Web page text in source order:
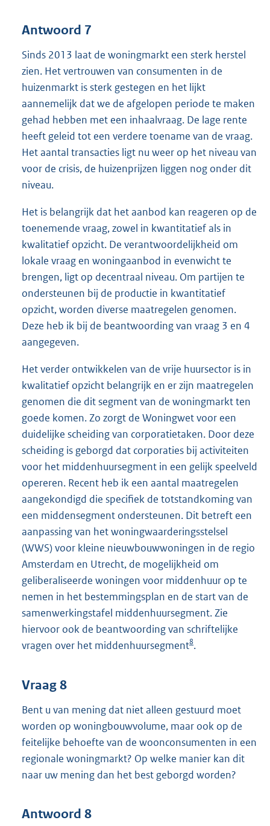
Antwoord 7
Sinds 2013 laat de woningmarkt een sterk herstel
zien. Het vertrouwen van consumenten in de
huizenmarkt is sterk gestegen en het lijkt
aannemelijk dat we de afgelopen periode te maken
gehad hebben met een inhaalvraag. De lage rente
heeft geleid tot een verdere toename van de vraag.
Het aantal transacties ligt nu weer op het niveau van
voor de crisis, de huizenprijzen liggen nog onder dit
niveau.
Het is belangrijk dat het aanbod kan reageren op de
toenemende vraag, zowel in kwantitatief als in
kwalitatief opzicht. De verantwoordelijkheid om
lokale vraag en woningaanbod in evenwicht te
brengen, ligt op decentraal niveau. Om partijen te
ondersteunen bij de productie in kwantitatief
opzicht, worden diverse maatregelen genomen.
Deze heb ik bij de beantwoording van vraag 3 en 4
aangegeven.
Het verder ontwikkelen van de vrije huursector is in
kwalitatief opzicht belangrijk en er zijn maatregelen
genomen die dit segment van de woningmarkt ten
goede komen. Zo zorgt de Woningwet voor een
duidelijke scheiding van corporatietaken. Door deze
scheiding is geborgd dat corporaties bij activiteiten
voor het middenhuursegment in een gelijk speelveld
opereren. Recent heb ik een aantal maatregelen
aangekondigd die specifiek de totstandkoming van
een middensegment ondersteunen. Dit betreft een
aanpassing van het woningwaarderingsstelsel
(WWS) voor kleine nieuwbouwwoningen in de regio
Amsterdam en Utrecht, de mogelijkheid om
geliberaliseerde woningen voor middenhuur op te
nemen in het bestemmingsplan en de start van de
samenwerkingstafel middenhuursegment. Zie
hiervoor ook de beantwoording van schriftelijke
vragen over het middenhuursegment8.
Vraag 8
Bent u van mening dat niet alleen gestuurd moet
worden op woningbouwvolume, maar ook op de
feitelijke behoefte van de woonconsumenten in een
regionale woningmarkt? Op welke manier kan dit
naar uw mening dan het best geborgd worden?
Antwoord 8